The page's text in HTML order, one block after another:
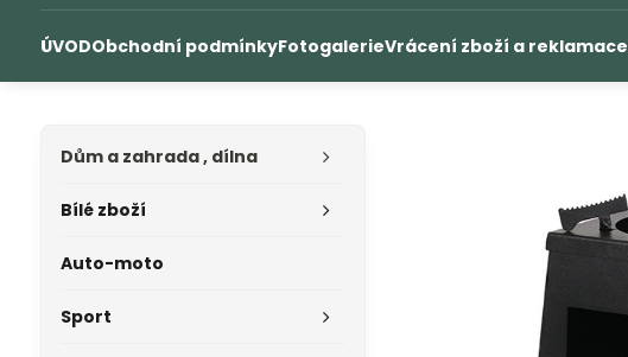
ÚVODObchodní podmínkyFotogalerieVrácení zboží a reklamace
Dům a zahrada , dílna
Bílé zboží
Auto-moto
Sport